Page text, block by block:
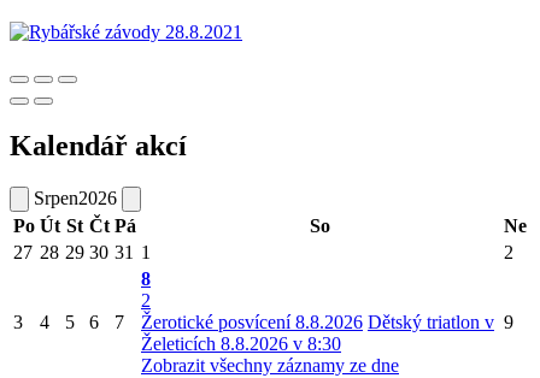
Kalendář akcí
Srpen2026
Po Út St Čt Pá So
Ne
27 28 29 30 31 1 2
3 4 5 6 7
8
2
Žerotické posvícení 8.8.2026 Dětský triatlon v
Želeticích 8.8.2026 v 8:30
Zobrazit všechny záznamy ze dne
9